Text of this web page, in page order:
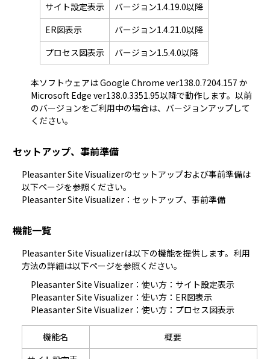
サイト設定表示
バージョン1.4.19.0以降
ER図表示
バージョン1.4.21.0以降
プロセス図表示
バージョン1.5.4.0以降
本ソフトウェアは Google Chrome ver138.0.7204.157 か
Microsoft Edge ver138.0.3351.95以降で動作します。以前
のバージョンをご利用中の場合は、バージョンアップして
ください。
セットアップ、事前準備
Pleasanter Site Visualizerのセットアップおよび事前準備は
Pleasanter Site Visualizer：セットアップ、事前準備
機能一覧
Pleasanter Site Visualizerは以下の機能を提供します。利用
方法の詳細は以下ページを参照ください。
Pleasanter Site Visualizer：使い方：サイト設定表示
Pleasanter Site Visualizer：使い方：ER図表示
Pleasanter Site Visualizer：使い方：プロセス図表示
機能名
概要